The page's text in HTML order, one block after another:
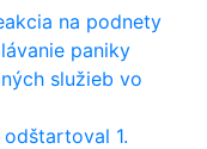
na podnety
paniky
služieb vo
1.